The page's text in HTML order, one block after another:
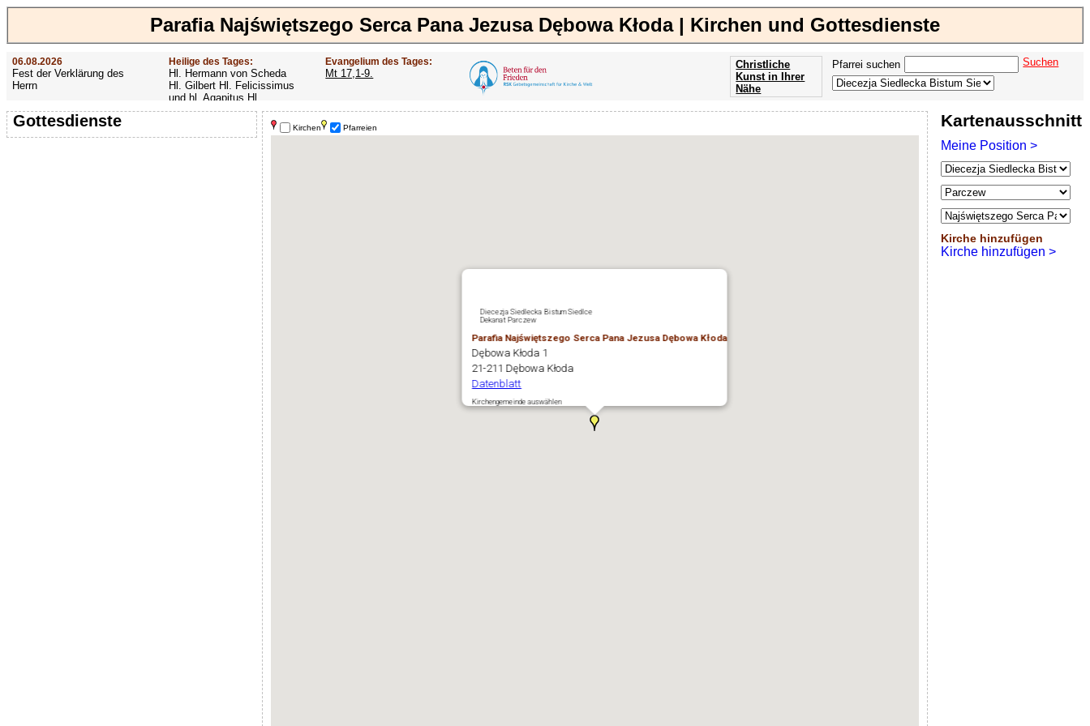
Parafia Najświętszego Serca Pana Jezusa Dębowa Kłoda | Kirchen und Gottesdienste
06.08.2026
Fest der Verklärung des
Herrn
Heilige des Tages:
Hl. Hermann von Scheda
Hl. Gilbert Hl. Felicissimus
und hl. Agapitus Hl.
Gezelinus (Gozelin)
Evangelium des Tages:
Mt 17,1-9.
Pfarrei suchen Suchen
Christliche
Kunst in Ihrer
Nähe
Offenbarung
der Apokalypse
des Johannes
Gottesdienste Kartenausschnitt
Meine Position >
Kirche hinzufügen
Kirche hinzufügen >
Kirchen Pfarreien
Diecezja Siedlecka Bistum Siedlce
Dekanat Parczew
Parafia Najświętszego Serca Pana Jezusa Dębowa Kłoda
Dębowa Kłoda 1
21-211 Dębowa Kłoda
Datenblatt
Kirchengemeinde auswählen